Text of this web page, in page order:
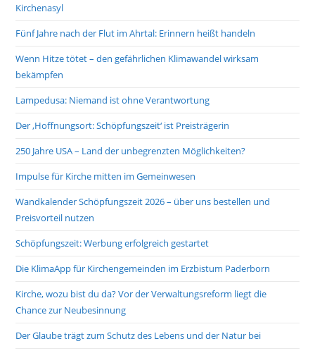
Kirchenasyl
Fünf Jahre nach der Flut im Ahrtal: Erinnern heißt handeln
Wenn Hitze tötet – den gefährlichen Klimawandel wirksam
bekämpfen
Lampedusa: Niemand ist ohne Verantwortung
Der ‚Hoffnungsort: Schöpfungszeit‘ ist Preisträgerin
250 Jahre USA – Land der unbegrenzten Möglichkeiten?
Impulse für Kirche mitten im Gemeinwesen
Wandkalender Schöpfungszeit 2026 – über uns bestellen und
Preisvorteil nutzen
Schöpfungszeit: Werbung erfolgreich gestartet
Die KlimaApp für Kirchengemeinden im Erzbistum Paderborn
Kirche, wozu bist du da? Vor der Verwaltungsreform liegt die
Chance zur Neubesinnung
Der Glaube trägt zum Schutz des Lebens und der Natur bei